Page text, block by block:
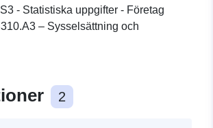
- Statistiska uppgifter - Företag
– Sysselsättning och
2